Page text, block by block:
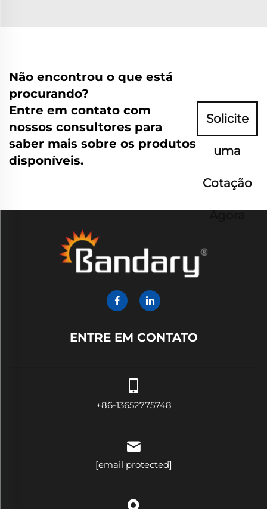
Não encontrou o que está
procurando?
Entre em contato com
nossos consultores para
saber mais sobre os produtos
disponíveis.
Solicite
uma
Cotação
Agora
ENTRE EM CONTATO
+86-13652775748
[email protected]